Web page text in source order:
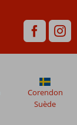
Corendon
Suède